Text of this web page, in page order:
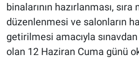
binalarının hazırlanması, sıra
düzenlenmesi ve salonların
getirilmesi amacıyla
olan 12 Haziran Cuma günü